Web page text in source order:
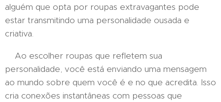
alguém que opta por roupas extravagantes pode
estar transmitindo uma personalidade ousada e
criativa.
Ao escolher roupas que refletem sua
personalidade, você está enviando uma mensagem
ao mundo sobre quem você é e no que acredita. Isso
cria conexões instantâneas com pessoas que